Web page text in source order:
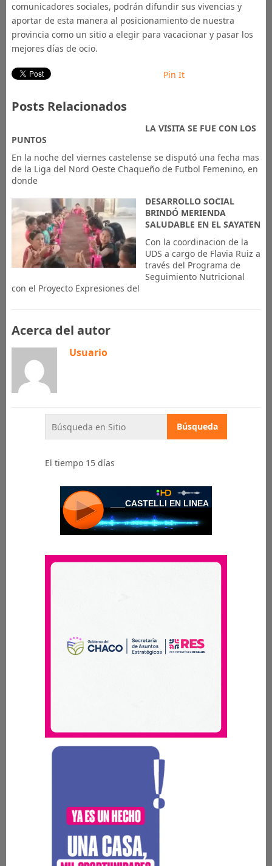
comunicadores sociales, podrán difundir sus vivencias y
aportar de esta manera al posicionamiento de nuestra
provincia como un sitio a elegir para vacacionar y pasar los
mejores días de ocio.
Pin It
Posts Relacionados
LA VISITA SE FUE CON LOS
PUNTOS
En la noche del viernes castelense se disputó una fecha mas
de la Liga del Nord Oeste Chaqueño de Futbol Femenino, en
donde
DESARROLLO SOCIAL
BRINDÓ MERIENDA
SALUDABLE EN EL SAYATEN
Con la coordinacion de la
UDS a cargo de Flavia Ruiz a
través del Programa de
Seguimiento Nutricional
con el Proyecto Expresiones del
Acerca del autor
Usuario
El tiempo 15 días